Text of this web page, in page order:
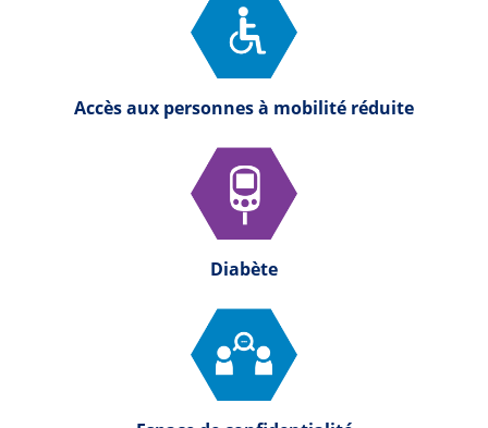
Accès aux personnes à mobilité réduite
Diabète